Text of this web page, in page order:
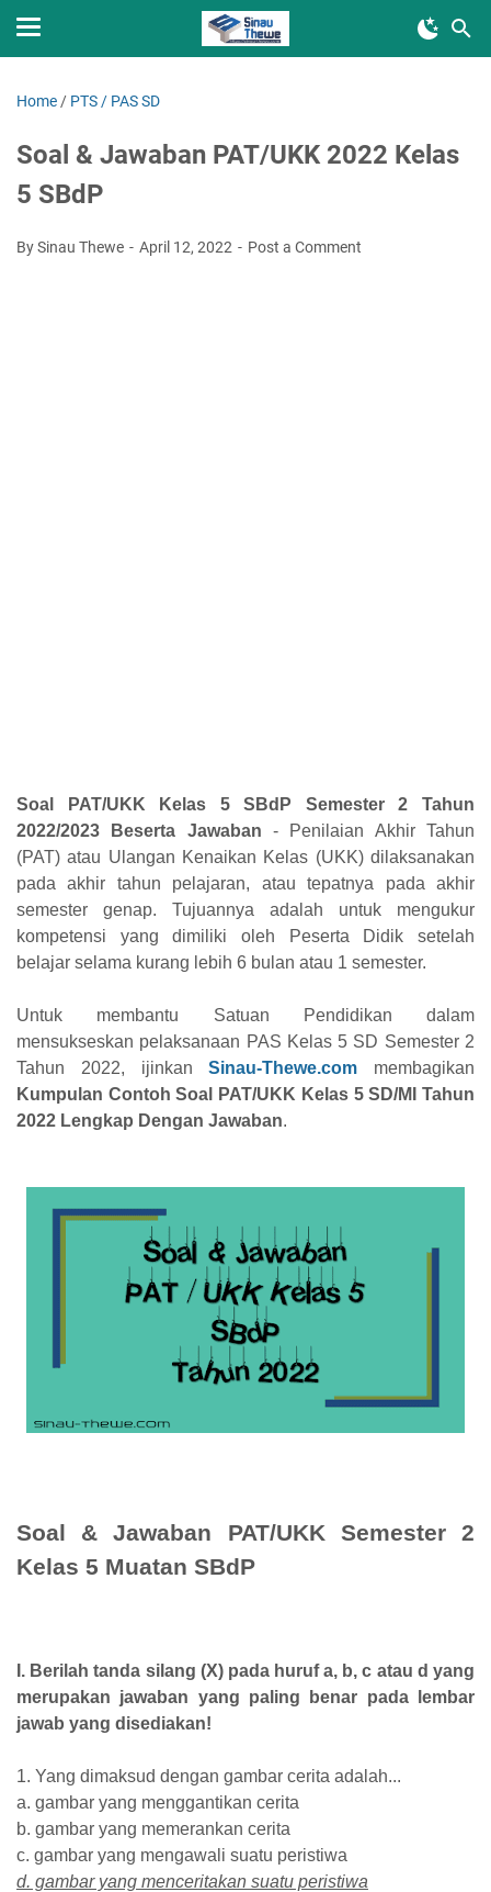
Home / PTS / PAS SD
Soal & Jawaban PAT/UKK 2022 Kelas
5 SBdP
By Sinau Thewe April 12, 2022 Post a Comment
Soal PAT/UKK Kelas 5 SBdP Semester 2 Tahun
2022/2023 Beserta Jawaban - Penilaian Akhir Tahun
(PAT) atau Ulangan Kenaikan Kelas (UKK) dilaksanakan
pada akhir tahun pelajaran, atau tepatnya pada akhir
semester genap. Tujuannya adalah untuk mengukur
kompetensi yang dimiliki oleh Peserta Didik setelah
belajar selama kurang lebih 6 bulan atau 1 semester.
Untuk membantu Satuan Pendidikan dalam
mensukseskan pelaksanaan PAS Kelas 5 SD Semester 2
Tahun 2022, ijinkanSinau-Thewe.com membagikan
Kumpulan Contoh Soal PAT/UKK Kelas 5 SD/MI Tahun
2022 Lengkap Dengan Jawaban.
Soal & Jawaban PAT/UKK Semester 2
Kelas 5 Muatan SBdP
I. Berilah tanda silang (X) pada huruf a, b, c atau d yang
merupakan jawaban yang paling benar pada lembar
jawab yang disediakan!
1. Yang dimaksud dengan gambar cerita adalah...
a. gambar yang menggantikan cerita
b. gambar yang memerankan cerita
c. gambar yang mengawali suatu peristiwa
d. gambar yang menceritakan suatu peristiwa